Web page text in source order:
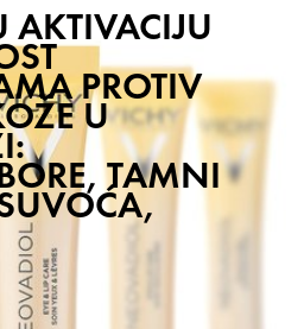
AKTIVACIJU
PROTIV
U
TAMNI